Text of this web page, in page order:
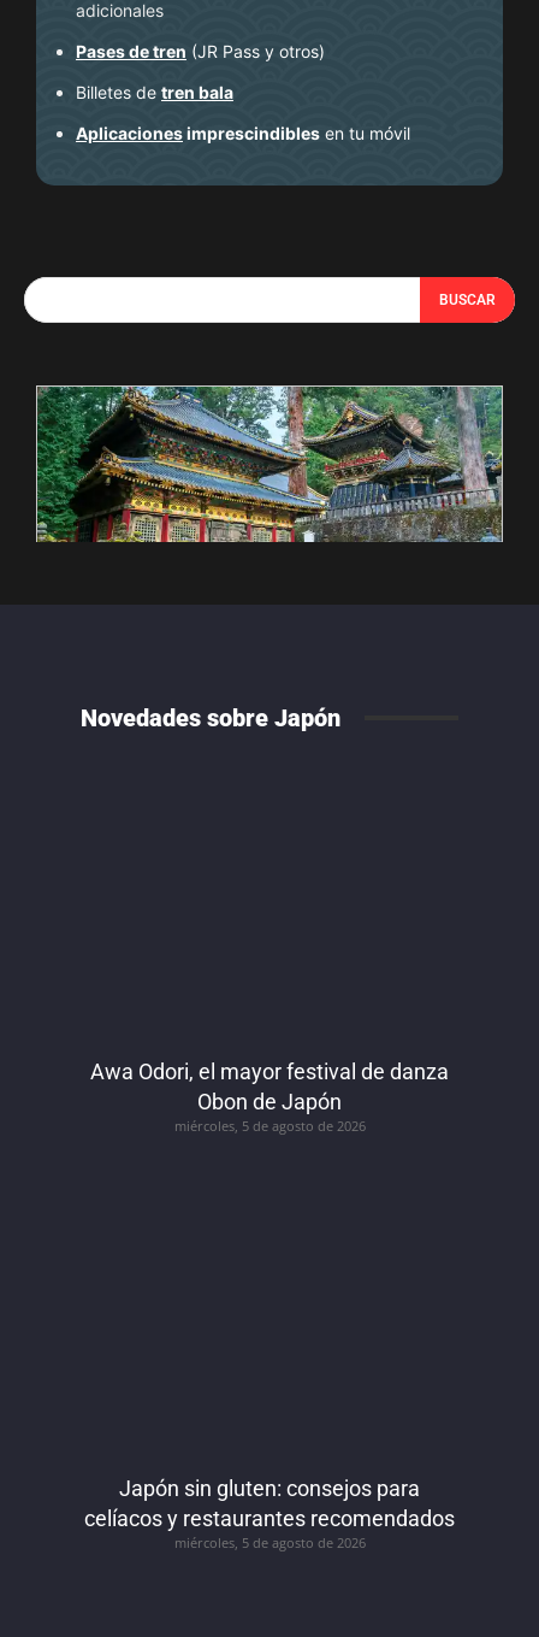
adicionales
Pases de tren (JR Pass y otros)
Billetes de tren bala
Aplicacionesimprescindibles en tu móvil
BUSCAR
Novedades sobre Japón
Awa Odori, el mayor festival de danza
Obon de Japón
miércoles, 5 de agosto de 2026
Japón sin gluten: consejos para
celíacos y restaurantes recomendados
miércoles, 5 de agosto de 2026